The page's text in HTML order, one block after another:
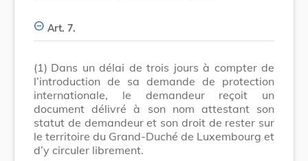
Art. 7.
(1) Dans un délai de trois jours à compter de
l’introduction de sa demande de protection
internationale, le demandeur reçoit un
document délivré à son nom attestant son
statut de demandeur et son droit de rester sur
le territoire du Grand-Duché de Luxembourg et
d’y circuler librement.